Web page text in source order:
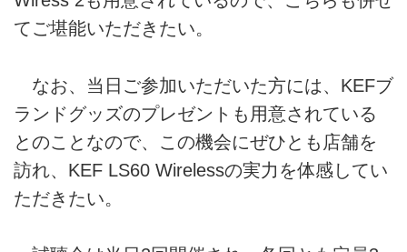
てご堪能いただきたい。
なお、当日ご参加いただいた方には、KEFブ
ランドグッズのプレゼントも用意されている
とのことなので、この機会にぜひとも店舗を
訪れ、KEF LS60 Wirelessの実力を体感してい
ただきたい。